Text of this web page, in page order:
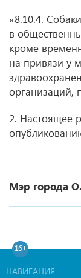
«8.10.4.
в
кроме
на привязи у
организаций,
2. Настоящее
Мэр города
16+
НАВИГАЦИЯ